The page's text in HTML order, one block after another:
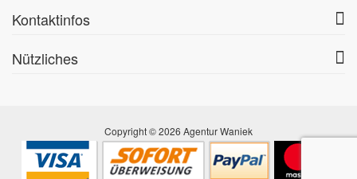
Kontaktinfos
Nützliches
Copyright © 2026 Agentur Waniek